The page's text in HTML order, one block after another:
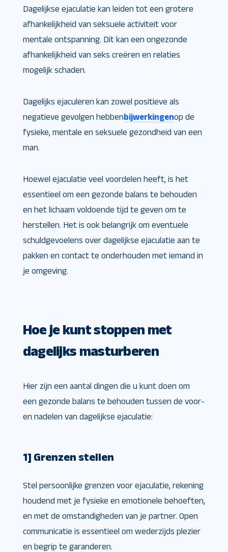
Dagelijkse ejaculatie kan leiden tot een grotere
afhankelijkheid van seksuele activiteit voor
mentale ontspanning. Dit kan een ongezonde
afhankelijkheid van seks creëren en relaties
mogelijk schaden.
Dagelijks ejaculeren kan zowel positieve als
negatieve gevolgen hebbenbijwerkingenop de
fysieke, mentale en seksuele gezondheid van een
man.
Hoewel ejaculatie veel voordelen heeft, is het
essentieel om een ​​gezonde balans te behouden
en het lichaam voldoende tijd te geven om te
herstellen. Het is ook belangrijk om eventuele
schuldgevoelens over dagelijkse ejaculatie aan te
pakken en contact te onderhouden met iemand in
je omgeving.
Hoe je kunt stoppen met
dagelijks masturberen
Hier zijn een aantal dingen die u kunt doen om
een ​​gezonde balans te behouden tussen de voor-
en nadelen van dagelijkse ejaculatie:
1] Grenzen stellen
Stel persoonlijke grenzen voor ejaculatie, rekening
houdend met je fysieke en emotionele behoeften,
en met de omstandigheden van je partner. Open
communicatie is essentieel om wederzijds plezier
en begrip te garanderen.